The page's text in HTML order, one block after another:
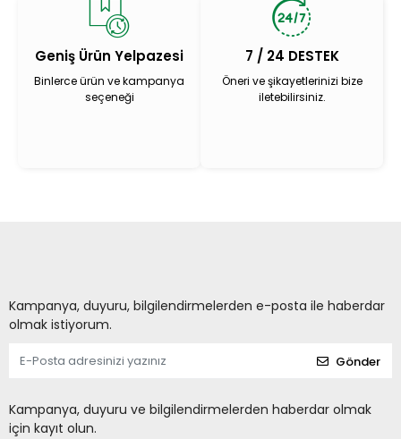
Geniş Ürün Yelpazesi
Binlerce ürün ve kampanya
seçeneği
7 / 24 DESTEK
Öneri ve şikayetlerinizi bize
iletebilirsiniz.
Kampanya, duyuru, bilgilendirmelerden e-posta ile haberdar
olmak istiyorum.
Gönder
Kampanya, duyuru ve bilgilendirmelerden haberdar olmak
için kayıt olun.